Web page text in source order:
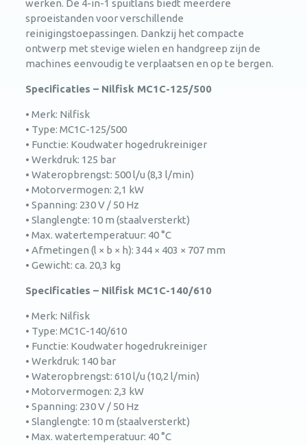
werken. De 4-in-1 spuitlans biedt meerdere
sproeistanden voor verschillende
reinigingstoepassingen. Dankzij het compacte
ontwerp met stevige wielen en handgreep zijn de
machines eenvoudig te verplaatsen en op te bergen.
Specificaties – Nilfisk MC1C-125/500
• Merk: Nilfisk
• Type: MC1C-125/500
• Functie: Koudwater hogedrukreiniger
• Werkdruk: 125 bar
• Wateropbrengst: 500 l/u (8,3 l/min)
• Motorvermogen: 2,1 kW
• Spanning: 230 V / 50 Hz
• Slanglengte: 10 m (staalversterkt)
• Max. watertemperatuur: 40 °C
• Afmetingen (l × b × h): 344 × 403 × 707 mm
• Gewicht: ca. 20,3 kg
Specificaties – Nilfisk MC1C-140/610
• Merk: Nilfisk
• Type: MC1C-140/610
• Functie: Koudwater hogedrukreiniger
• Werkdruk: 140 bar
• Wateropbrengst: 610 l/u (10,2 l/min)
• Motorvermogen: 2,3 kW
• Spanning: 230 V / 50 Hz
• Slanglengte: 10 m (staalversterkt)
• Max. watertemperatuur: 40 °C